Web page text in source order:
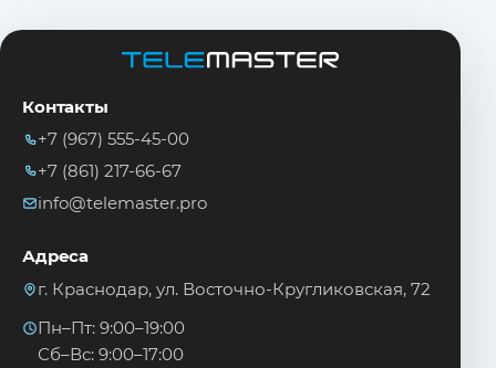
Контакты
+7 (967) 555-45-00
+7 (861) 217-66-67
info@telemaster.pro
Адреса
г. Краснодар, ул. Восточно-Кругликовская, 72
Пн–Пт: 9:00–19:00
Сб–Вс: 9:00–17:00